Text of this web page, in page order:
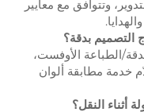
وتتوافق مع معايير
التصميم بدقة؟
الطباعة الأوفست،
الألوان ≥95%، ونقدّم خدمة مطابقة ألوان
النقل؟